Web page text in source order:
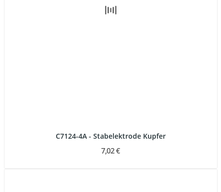
C7124-4A - Stabelektrode Kupfer
7,02 €